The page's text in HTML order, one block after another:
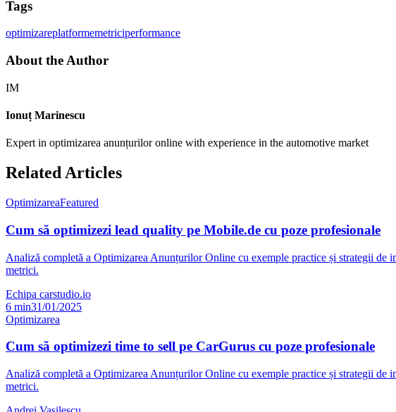
Tags
optimizareplatformemetriciperformance
About the Author
IM
Ionuț Marinescu
Expert in optimizarea anunțurilor online with experience in the automotive market
Related Articles
OptimizareaFeatured
Cum să optimizezi lead quality pe Mobile.de cu poze profesionale
Analiză completă a Optimizarea Anunțurilor Online cu exemple practice și strategii
metrici.
Echipa carstudio.io
6 min31/01/2025
Optimizarea
Cum să optimizezi time to sell pe CarGurus cu poze profesionale
Analiză completă a Optimizarea Anunțurilor Online cu exemple practice și strategii de
metrici.